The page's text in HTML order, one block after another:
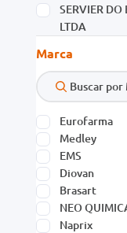
SERVIER DO
LTDA
EMS S/A
Ver mais 40
Marca
Eurofarma
Medley
EMS
Diovan
Brasart
NEO
Naprix